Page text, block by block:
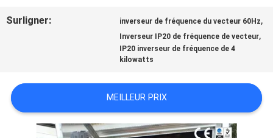
DEMANDE
SOUMISSION
PLAN
Surligner: inverseur de fréquence du vecteur 60Hz,
Inverseur IP20 de fréquence de vecteur,
IP20 inverseur de fréquence de 4
kilowatts
MEILLEUR PRIX